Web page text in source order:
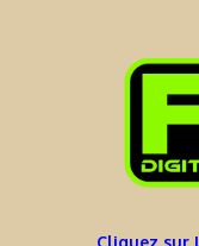
Cliquez sur